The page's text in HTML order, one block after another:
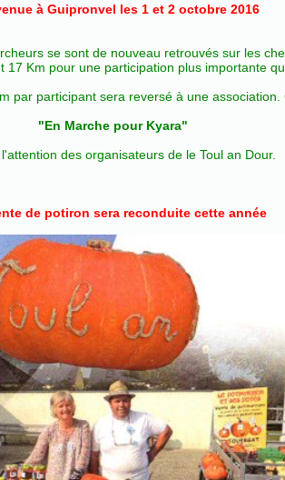
à Guipronvel les 1 et 2 octobre 2016
se sont de nouveau retrouvés sur les
17 Km pour une participation plus importante
par participant sera reversé à une association.
"En Marche pour Kyara"
des organisateurs de le Toul an Dour.
de potiron sera reconduite cette année